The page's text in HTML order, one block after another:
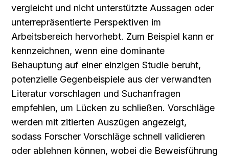
vergleicht und nicht unterstützte Aussagen oder
unterrepräsentierte Perspektiven im
Arbeitsbereich hervorhebt. Zum Beispiel kann er
kennzeichnen, wenn eine dominante
Behauptung auf einer einzigen Studie beruht,
potenzielle Gegenbeispiele aus der verwandten
Literatur vorschlagen und Suchanfragen
empfehlen, um Lücken zu schließen. Vorschläge
werden mit zitierten Auszügen angezeigt,
sodass Forscher Vorschläge schnell validieren
oder ablehnen können, wobei die Beweisführung